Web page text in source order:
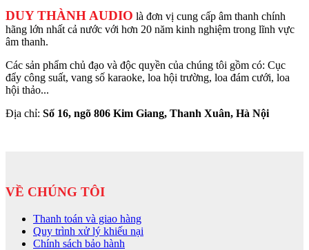
DUY THÀNH AUDIO là đơn vị cung cấp âm thanh chính
hãng lớn nhất cả nước với hơn 20 năm kinh nghiệm trong lĩnh vực
âm thanh.
Các sản phẩm chủ đạo và độc quyền của chúng tôi gồm có: Cục
đẩy công suất, vang số karaoke, loa hội trường, loa đám cưới, loa
hội thảo...
Địa chỉ: Số 16, ngõ 806 Kim Giang, Thanh Xuân, Hà Nội
VỀ CHÚNG TÔI
Thanh toán và giao hàng
Quy trình xử lý khiếu nại
Chính sách bảo hành